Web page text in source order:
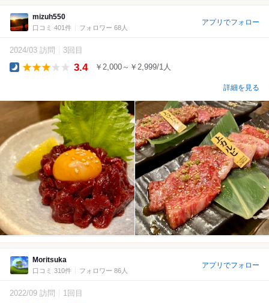
mizuh550
口コミ 401件 フォロワー 68人
アプリでフォロー
2024/03 訪問 3回目
3.4 ￥2,000～￥2,999/1人
詳細を見る
Moritsuka
口コミ 310件 フォロワー 86人
アプリでフォロー
2022/09 訪問 1回目